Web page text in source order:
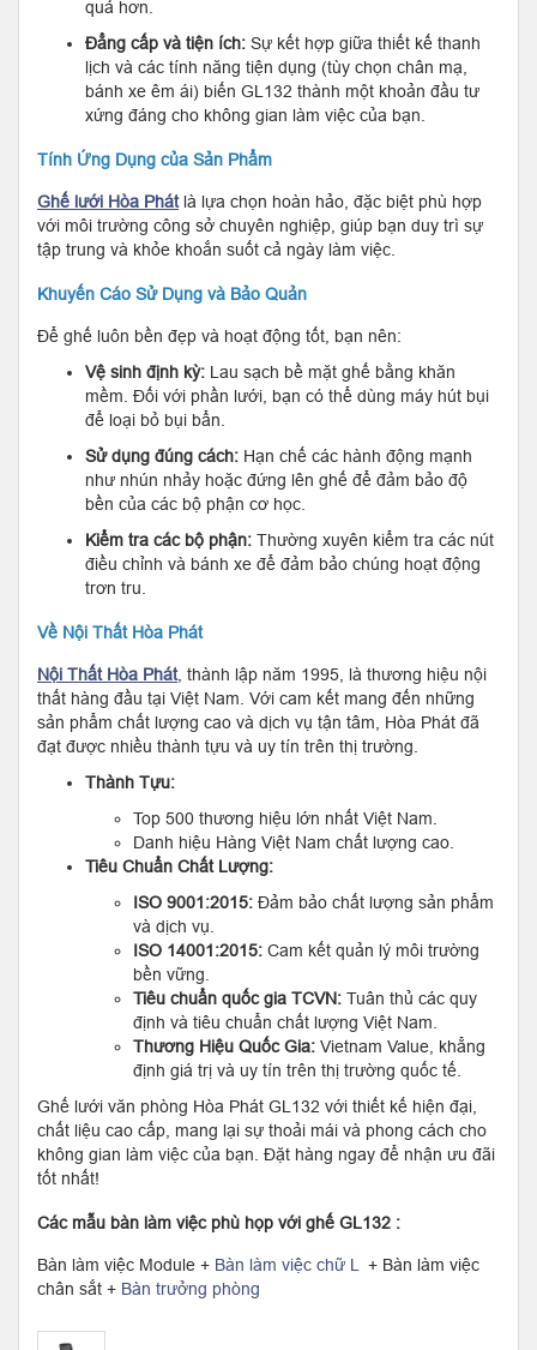
quả hơn.
Đẳng cấp và tiện ích: Sự kết hợp giữa thiết kế thanh
lịch và các tính năng tiện dụng (tùy chọn chân mạ,
bánh xe êm ái) biến GL132 thành một khoản đầu tư
xứng đáng cho không gian làm việc của bạn.
Tính Ứng Dụng của Sản Phẩm
Ghế lưới Hòa Phát là lựa chọn hoàn hảo, đặc biệt phù hợp
với môi trường công sở chuyên nghiệp, giúp bạn duy trì sự
tập trung và khỏe khoắn suốt cả ngày làm việc.
Khuyến Cáo Sử Dụng và Bảo Quản
Để ghế luôn bền đẹp và hoạt động tốt, bạn nên:
Vệ sinh định kỳ: Lau sạch bề mặt ghế bằng khăn
mềm. Đối với phần lưới, bạn có thể dùng máy hút bụi
để loại bỏ bụi bẩn.
Sử dụng đúng cách: Hạn chế các hành động mạnh
như nhún nhảy hoặc đứng lên ghế để đảm bảo độ
bền của các bộ phận cơ học.
Kiểm tra các bộ phận: Thường xuyên kiểm tra các nút
điều chỉnh và bánh xe để đảm bảo chúng hoạt động
trơn tru.
Về Nội Thất Hòa Phát
Nội Thất Hòa Phát, thành lập năm 1995, là thương hiệu nội
thất hàng đầu tại Việt Nam. Với cam kết mang đến những
sản phẩm chất lượng cao và dịch vụ tận tâm, Hòa Phát đã
đạt được nhiều thành tựu và uy tín trên thị trường.
Thành Tựu:
Top 500 thương hiệu lớn nhất Việt Nam.
Danh hiệu Hàng Việt Nam chất lượng cao.
Tiêu Chuẩn Chất Lượng:
ISO 9001:2015: Đảm bảo chất lượng sản phẩm
và dịch vụ.
ISO 14001:2015: Cam kết quản lý môi trường
bền vững.
Tiêu chuẩn quốc gia TCVN: Tuân thủ các quy
định và tiêu chuẩn chất lượng Việt Nam.
Thương Hiệu Quốc Gia: Vietnam Value, khẳng
định giá trị và uy tín trên thị trường quốc tế.
Ghế lưới văn phòng Hòa Phát GL132 với thiết kế hiện đại,
chất liệu cao cấp, mang lại sự thoải mái và phong cách cho
không gian làm việc của bạn. Đặt hàng ngay để nhận ưu đãi
tốt nhất!
Các mẫu bàn làm việc phù họp với ghế GL132 :
Bàn làm việc Module + Bàn làm việc chữ L
+ Bàn làm việc
chân sắt + Bàn trưởng phòng